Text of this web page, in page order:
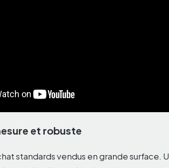
et robuste
standards vendus en grande surface.